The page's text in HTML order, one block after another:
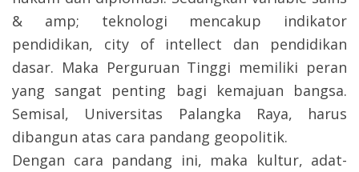
& amp; teknologi mencakup indikator
pendidikan, city of intellect dan pendidikan
dasar. Maka Perguruan Tinggi memiliki peran
yang sangat penting bagi kemajuan bangsa.
Semisal, Universitas Palangka Raya, harus
dibangun atas cara pandang geopolitik.
Dengan cara pandang ini, maka kultur, adat-